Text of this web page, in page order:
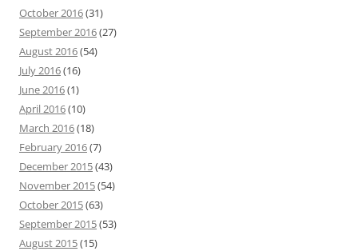
October 2016(31)
September 2016(27)
August 2016(54)
July 2016(16)
June 2016(1)
April 2016(10)
March 2016(18)
February 2016(7)
December 2015(43)
November 2015(54)
October 2015(63)
September 2015(53)
August 2015(15)